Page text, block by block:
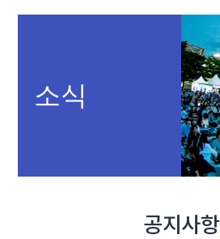
소식
공지사항